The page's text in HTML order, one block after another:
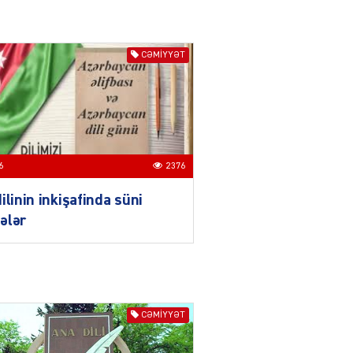
balanslaşdırılmış
siyasətdir
03.08.2026 5516
Azərbaycan son illərdə
Türk dövlətləri ilə
əlaqələrini ardıcıl şəkildə
03.08.2026 3500
imkanlara malikdir
03.08.2026 5520
CƏMIYYƏT
2376
inkişafinda süni
CƏMIYYƏT